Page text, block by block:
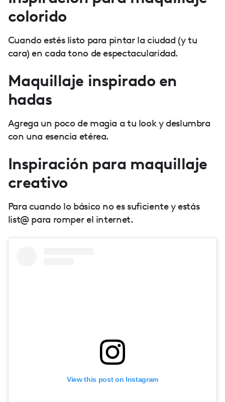
colorido
Cuando estés listo para pintar la ciudad (y tu
cara) en cada tono de espectacularidad.
Maquillaje inspirado en
hadas
Agrega un poco de magia a tu look y deslumbra
con una esencia etérea.
Inspiración para maquillaje
creativo
Para cuando lo básico no es suficiente y estás
list@ para romper el internet.
View this post on Instagram